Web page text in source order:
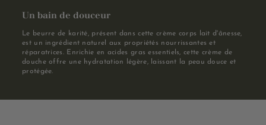
Un bain de douceur
Le beurre de karité, présent dans cette crème corps lait d'ânesse,
est un ingrédient naturel aux propriétés nourrissantes et
réparatrices. Enrichie en acides gras essentiels, cette crème de
douche offre une hydratation légère, laissant la peau douce et
protégée.